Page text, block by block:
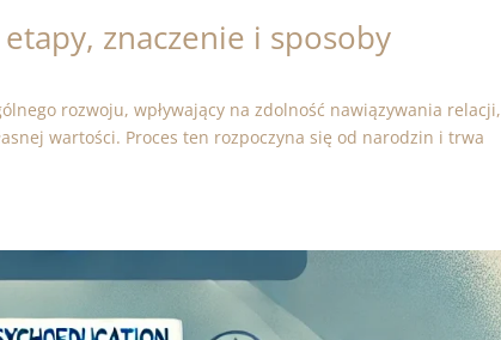
znaczenie i sposoby
rozwoju, wpływający na zdolność nawiązywania relacji,
wartości. Proces ten rozpoczyna się od narodzin i trwa